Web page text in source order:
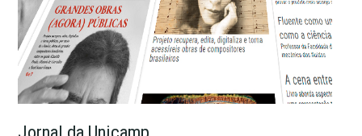
Jornal da Unicamp